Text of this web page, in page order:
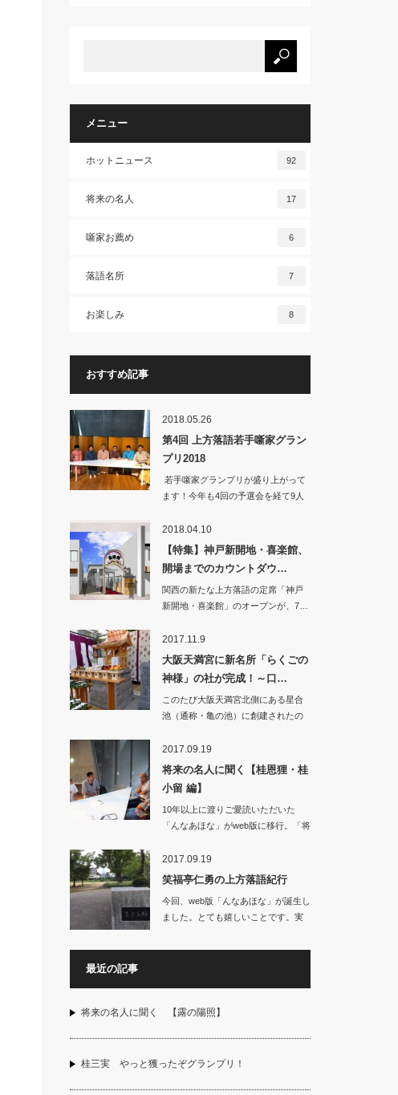
メニュー
ホットニュース 92
将来の名人 17
噺家お薦め 6
落語名所 7
お楽しみ 8
おすすめ記事
2018.05.26
第4回 上方落語若手噺家グラン
プリ2018
若手噺家グランプリが盛り上がって
ます！今年も4回の予選会を経て9人
2018.04.10
【特集】神戸新開地・喜楽館、
開場までのカウントダウ…
関西の新たな上方落語の定席「神戸
新開地・喜楽館」のオープンが、7…
2017.11.9
大阪天満宮に新名所「らくごの
神様」の社が完成！～口…
このたび大阪天満宮北側にある星合
池（通称・亀の池）に創建されたの
2017.09.19
将来の名人に聞く【桂恩狸・桂
小留 編】
10年以上に渡りご愛読いただいた
「んなあほな」がweb版に移行。「将
2017.09.19
笑福亭仁勇の上方落語紀行
今回、web版「んなあほな」が誕生し
ました。とても嬉しいことです。実
最近の記事
将来の名人に聞く 【露の陽照】
桂三実 やっと獲ったぞグランプリ！